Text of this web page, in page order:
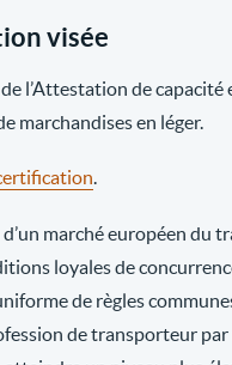
visée
l’Attestation de
marchandises en léger.
.
marché européen du
loyales de
de règles
de transporteur